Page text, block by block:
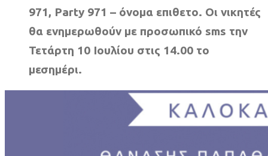
971, Party 971 – όνομα επιθετο. Οι νικητές
θα ενημερωθούν με προσωπικό sms την
Τετάρτη 10 Ιουλίου στις 14.00 το
μεσημέρι.